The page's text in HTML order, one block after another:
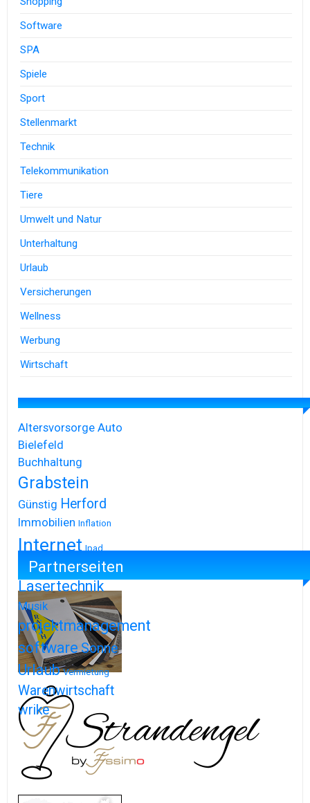
Software
SPA
Spiele
Sport
Stellenmarkt
Technik
Telekommunikation
Tiere
Umwelt und Natur
Unterhaltung
Urlaub
Versicherungen
Wellness
Werbung
Wirtschaft
Altersvorsorge Auto
Bielefeld
Buchhaltung
Grabstein
Günstig Herford
Immobilien Inflation
Internet Ipad
Iphone
Lasertechnik
Musik
projektmanagement
softwareSonne
Urlaub Vermietung
Warenwirtschaft
wrike
Partnerseiten